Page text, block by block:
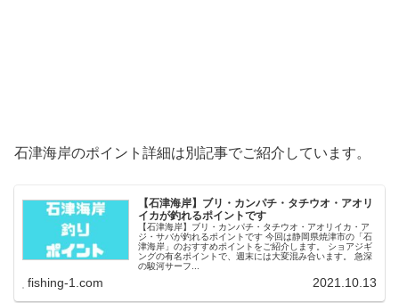
石津海岸のポイント詳細は別記事でご紹介しています。
【石津海岸】ブリ・カンパチ・タチウオ・アオリ
イカが釣れるポイントです
【石津海岸】ブリ・カンパチ・タチウオ・アオリイカ・ア
ジ・サバが釣れるポイントです 今回は静岡県焼津市の「石
津海岸」のおすすめポイントをご紹介します。 ショアジギ
ングの有名ポイントで、週末には大変混み合います。 急深
の駿河サーフ...
fishing-1.com 2021.10.13